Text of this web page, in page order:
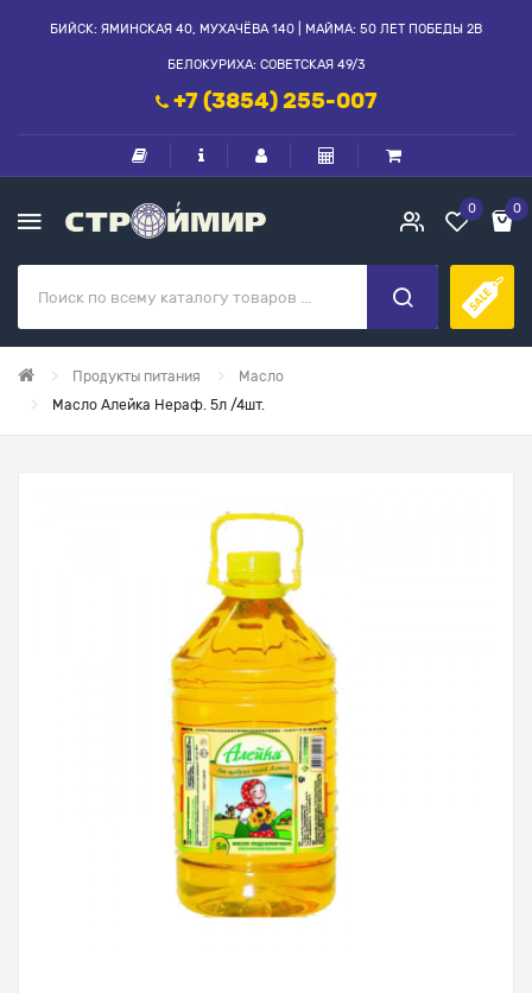
БИЙСК: ЯМИНСКАЯ 40, МУХАЧЁВА 140 | МАЙМА: 50 ЛЕТ ПОБЕДЫ 2В
БЕЛОКУРИХА: СОВЕТСКАЯ 49/3
+7 (3854) 255-007
0 0
Продукты питания
Масло
Масло Алейка Нераф. 5л /4шт.